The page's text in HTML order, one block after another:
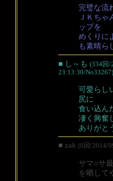
完璧な流
ＪＫち
ップを
めくりに
も素晴ら
■ し～も (334回/
23:13:30/No33267)
可愛らし
尻に
食い込ん
凄く興奮
ありがと
■ zak (0回/2014/
サマ○サ
を晒して